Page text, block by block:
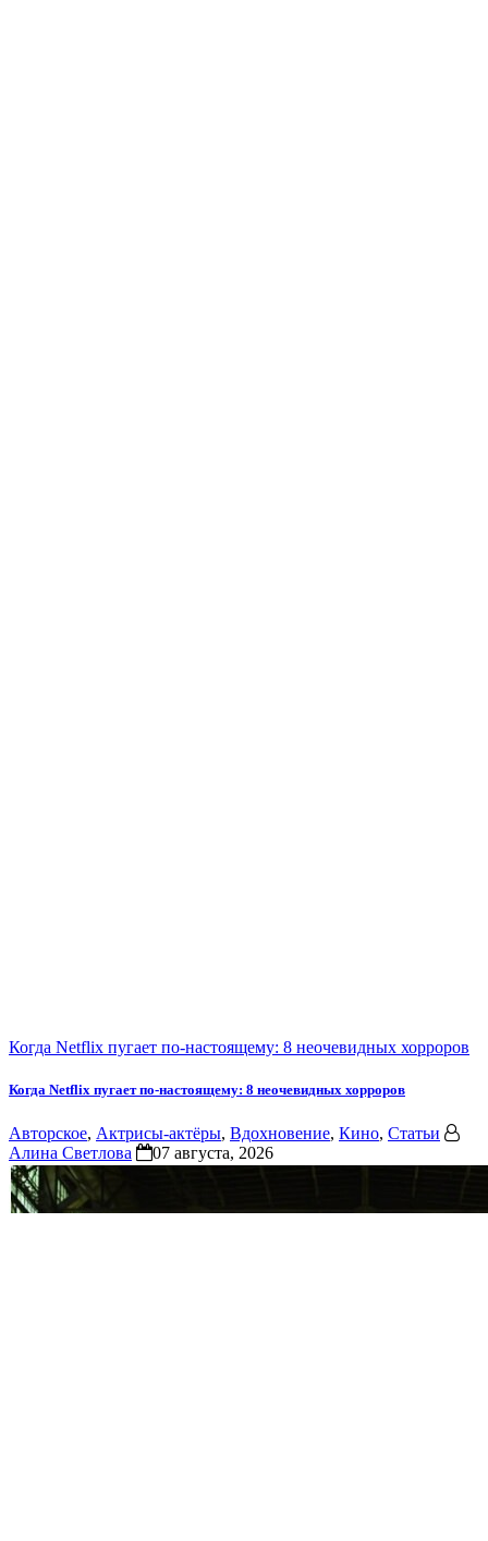
Когда Netflix пугает по-настоящему: 8 неочевидных хорроров
Когда Netflix пугает по-настоящему: 8 неочевидных хорроров
Авторское, Актрисы-актёры, Вдохновение, Кино, Статьи
Алина Светлова
07 августа, 2026